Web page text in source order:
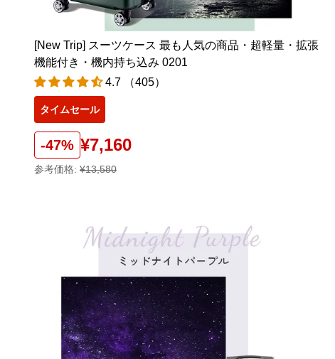
[New Trip] スーツケース 最も人気の商品・超軽量・拡張
機能付き・機内持ち込み 0201
4.7 （405）
タイムセール
-47% ¥7,160
参考価格: ¥13,580